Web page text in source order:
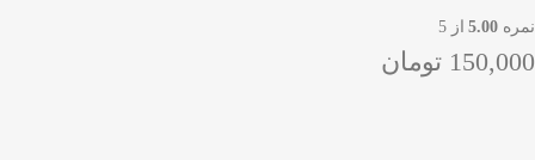
نمره 5.00از 5
150,000 تومان